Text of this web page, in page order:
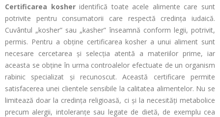
Certificarea kosheridentifică toate acele alimente care sunt
potrivite pentru consumatorii care respectă credința iudaică.
Cuvântul „kosher” sau „kasher” înseamnă conform legii, potrivit,
permis. Pentru a obține certificarea kosher a unui aliment sunt
necesare cercetarea și selecția atentă a materiilor prime, iar
aceasta se obține în urma controalelor efectuate de un organism
rabinic specializat și recunoscut. Această certificare permite
satisfacerea unei clientele sensibile la calitatea alimentelor. Nu se
limitează doar la credința religioasă, ci și la necesități metabolice
precum alergii, intoleranțe sau legate de dietă, de exemplu cea